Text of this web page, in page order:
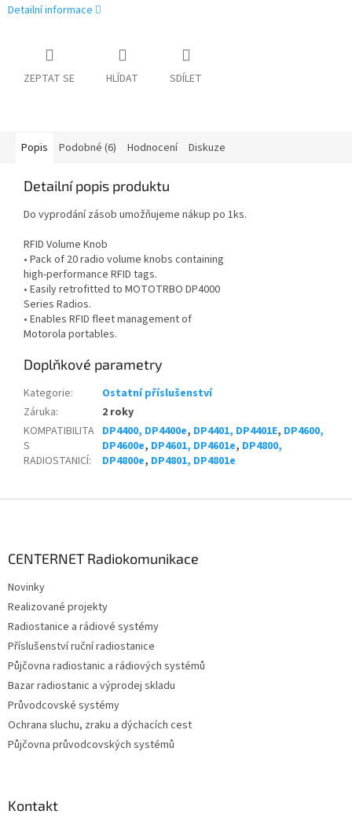
Detailní informace
ZEPTAT SE HLÍDAT SDÍLET
Popis Podobné (6) Hodnocení Diskuze
Detailní popis produktu
Do vyprodání zásob umožňujeme nákup po 1ks.
RFID Volume Knob
• Pack of 20 radio volume knobs containing
high-performance RFID tags.
• Easily retrofitted to MOTOTRBO DP4000
Series Radios.
• Enables RFID fleet management of
Motorola portables.
Doplňkové parametry
Kategorie:
Ostatní příslušenství
Záruka:
2 roky
KOMPATIBILITA
S
RADIOSTANICÍ:
DP4400, DP4400e, DP4401, DP4401E, DP4600,
DP4600e, DP4601, DP4601e, DP4800,
DP4800e, DP4801, DP4801e
CENTERNET Radiokomunikace
Novinky
Realizované projekty
Radiostanice a rádiové systémy
Příslušenství ruční radiostanice
Půjčovna radiostanic a rádiových systémů
Bazar radiostanic a výprodej skladu
Průvodcovské systémy
Ochrana sluchu, zraku a dýchacích cest
Půjčovna průvodcovských systémů
Kontakt